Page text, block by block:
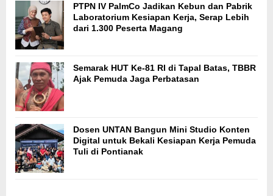
PTPN IV PalmCo Jadikan Kebun dan Pabrik
Laboratorium Kesiapan Kerja, Serap Lebih
dari 1.300 Peserta Magang
Semarak HUT Ke-81 RI di Tapal Batas, TBBR
Ajak Pemuda Jaga Perbatasan
Dosen UNTAN Bangun Mini Studio Konten
Digital untuk Bekali Kesiapan Kerja Pemuda
Tuli di Pontianak